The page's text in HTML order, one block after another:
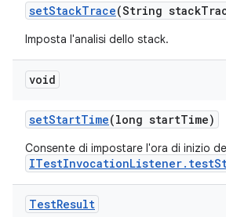
setStackTrace(String stack
Imposta l'analisi dello stack.
void
setStartTime(long startTime)
Consente di impostare l'ora di inizio
TestResult